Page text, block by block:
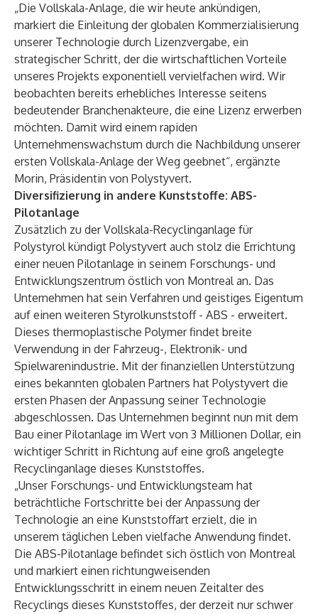
„Die Vollskala-Anlage, die wir heute ankündigen,
markiert die Einleitung der globalen Kommerzialisierung
unserer Technologie durch Lizenzvergabe, ein
strategischer Schritt, der die wirtschaftlichen Vorteile
unseres Projekts exponentiell vervielfachen wird. Wir
beobachten bereits erhebliches Interesse seitens
bedeutender Branchenakteure, die eine Lizenz erwerben
möchten. Damit wird einem rapiden
Unternehmenswachstum durch die Nachbildung unserer
ersten Vollskala-Anlage der Weg geebnet“, ergänzte
Morin, Präsidentin von Polystyvert.
Diversifizierung in andere Kunststoffe: ABS-
Pilotanlage
Zusätzlich zu der Vollskala-Recyclinganlage für
Polystyrol kündigt Polystyvert auch stolz die Errichtung
einer neuen Pilotanlage in seinem Forschungs- und
Entwicklungszentrum östlich von Montreal an. Das
Unternehmen hat sein Verfahren und geistiges Eigentum
auf einen weiteren Styrolkunststoff - ABS - erweitert.
Dieses thermoplastische Polymer findet breite
Verwendung in der Fahrzeug-, Elektronik- und
Spielwarenindustrie. Mit der finanziellen Unterstützung
eines bekannten globalen Partners hat Polystyvert die
ersten Phasen der Anpassung seiner Technologie
abgeschlossen. Das Unternehmen beginnt nun mit dem
Bau einer Pilotanlage im Wert von 3 Millionen Dollar, ein
wichtiger Schritt in Richtung auf eine groß angelegte
Recyclinganlage dieses Kunststoffes.
„Unser Forschungs- und Entwicklungsteam hat
beträchtliche Fortschritte bei der Anpassung der
Technologie an eine Kunststoffart erzielt, die in
unserem täglichen Leben vielfache Anwendung findet.
Die ABS-Pilotanlage befindet sich östlich von Montreal
und markiert einen richtungweisenden
Entwicklungsschritt in einem neuen Zeitalter des
Recyclings dieses Kunststoffes, der derzeit nur schwer